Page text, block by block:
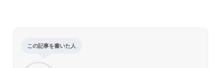
この記事を書いた人